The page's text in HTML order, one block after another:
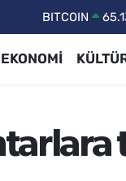
EURO
BİST100
EKONOMİ